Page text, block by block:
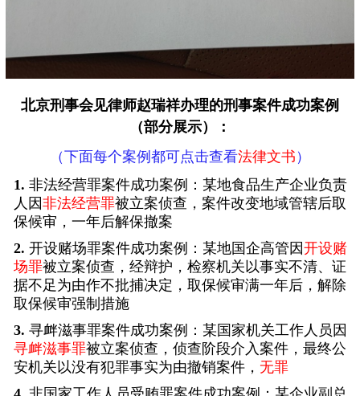
北京刑事会见律师赵瑞祥办理的刑事案件成功案例
（部分展示）：
（下面每个案例都可点击查看法律文书 ）
1. 非法经营罪案件成功案例：某地食品生产企业负责
人因非法经营罪被立案侦查，案件改变地域管辖后取
保候审，一年后解保撤案
2. 开设赌场罪案件成功案例：某地国企高管因开设赌
场罪被立案侦查，经辩护，检察机关以事实不清、证
据不足为由作不批捕决定，取保候审满一年后，解除
取保候审强制措施
3. 寻衅滋事罪案件成功案例：某国家机关工作人员因
寻衅滋事罪被立案侦查，侦查阶段介入案件，最终公
安机关以没有犯罪事实为由撤销案件， 无罪